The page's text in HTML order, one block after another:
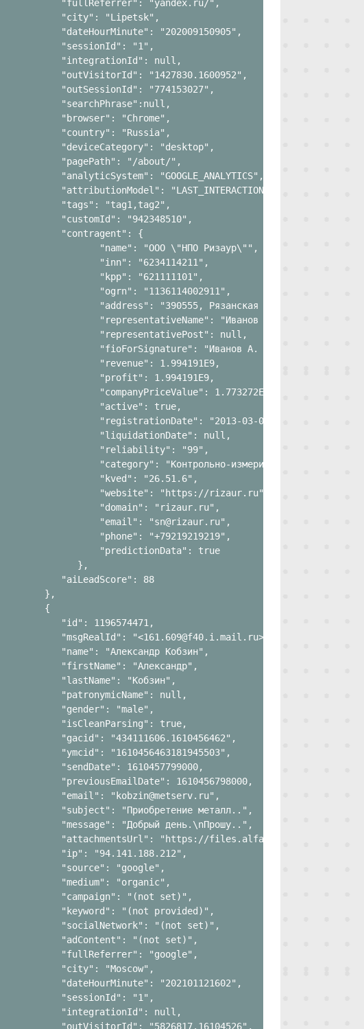
         "fullReferrer": "yandex.ru/",
         "city": "Lipetsk",
         "dateHourMinute": "202009150905",
         "sessionId": "1",
         "integrationId": null,
         "outVisitorId": "1427830.1600952",
         "outSessionId": "774153027",
         "searchPhrase":null,
         "browser": "Chrome",
         "country": "Russia",
         "deviceCategory": "desktop",
         "pagePath": "/about/",
         "analyticSystem": "GOOGLE_ANALYTICS",
         "attributionModel": "LAST_INTERACTION",
         "tags": "tag1,tag2",
         "customId": "942348510",
         "contragent": {
                "name": "ООО \"НПО Ризаур\"",
                "inn": "6234114211",
                "kpp": "621111101",
                "ogrn": "1136114002911",
"address": "390555, Рязанская обл., Рязанский
                "representativeName": "Иванов Артем Андреевич",
                "representativePost": null,
                "fioForSignature": "Иванов А. А.",
                "revenue": 1.994191E9,
                "profit": 1.994191E9,
                "companyPriceValue": 1.773272E9,
                "active": true,
                "registrationDate": "2013-03-06",
                "liquidationDate": null,
                "reliability": "99",
"category": "Контрольно-измерительные приборы
                "kved": "26.51.6",
                "website": "https://rizaur.ru",
                "domain": "rizaur.ru",
                "email": "sn@rizaur.ru",
                "phone": "+79219219219",
                "predictionData": true
            },
         "aiLeadScore": 88
      },
      {
         "id": 1196574471,
         "msgRealId": "<161.609@f40.i.mail.ru>",
         "name": "Александр Кобзин",
         "firstName": "Александр",
         "lastName": "Кобзин",
         "patronymicName": null,
         "gender": "male",
         "isCleanParsing": true,
         "gacid": "434111606.1610456462",
         "ymcid": "1610456463181945503",
         "sendDate": 1610457799000,
         "previousEmailDate": 1610456798000,
         "email": "kobzin@metserv.ru",
         "subject": "Приобретение металл..",
         "message": "Добрый день.\nПрошу..",
"attachmentsUrl": "https://files.alfa-track.com/
         "ip": "94.141.188.212",
         "source": "google",
         "medium": "organic",
         "campaign": "(not set)",
         "keyword": "(not provided)",
         "socialNetwork": "(not set)",
         "adContent": "(not set)",
         "fullReferrer": "google",
         "city": "Moscow",
         "dateHourMinute": "202101121602",
         "sessionId": "1",
         "integrationId": null,
         "outVisitorId": "5826817.16104526",